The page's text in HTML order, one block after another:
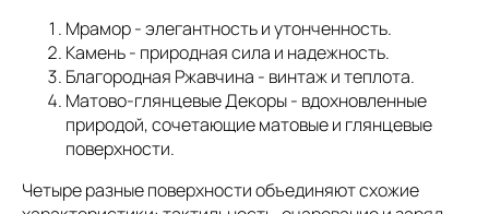
Мрамор - элегантность и утонченность.
Камень - природная сила и надежность.
Благородная Ржавчина - винтаж и теплота.
Матово-глянцевые Декоры - вдохновленные
природой, сочетающие матовые и глянцевые
поверхности.
Четыре разные поверхности объединяют схожие